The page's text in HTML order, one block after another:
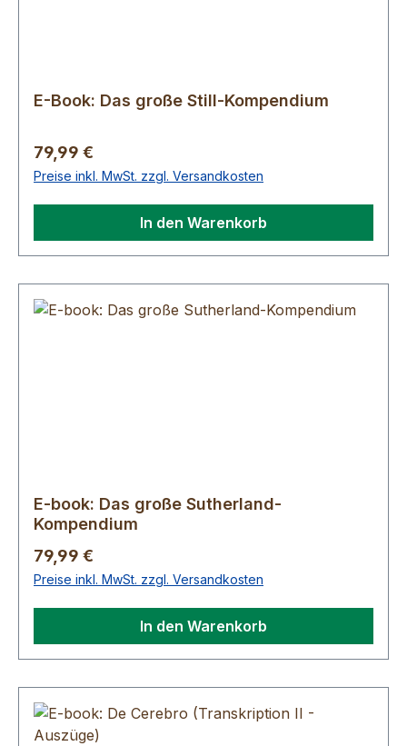
E-Book: Das große Still-Kompendium
Regulärer Preis:
79,99 €
Preise inkl. MwSt. zzgl. Versandkosten
In den Warenkorb
E-book: Das große Sutherland-
Kompendium
Regulärer Preis:
79,99 €
Preise inkl. MwSt. zzgl. Versandkosten
In den Warenkorb